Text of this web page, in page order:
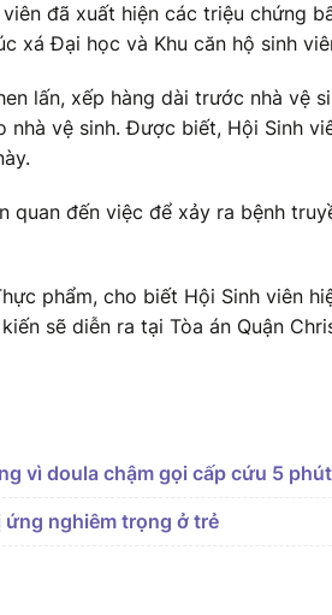
đã xuất hiện các triệu chứng
xá Đại học và Khu căn hộ sinh
lấn, xếp hàng dài trước nhà vệ
vệ sinh. Được biết, Hội Sinh
đến việc để xảy ra bệnh
phẩm, cho biết Hội Sinh viên
sẽ diễn ra tại Tòa án Quận
vì doula chậm gọi cấp cứu 5 phút
ứng nghiêm trọng ở trẻ